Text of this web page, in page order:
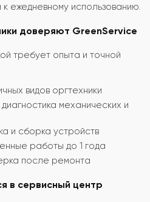
ежедневному использованию.
доверяют GreenService
требует опыта и точной
видов оргтехники
механических и
и сборка устройств
работы до 1 года
после ремонта
в сервисный центр